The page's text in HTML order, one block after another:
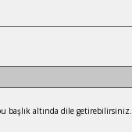
başlık altında dile getirebilirsiniz.